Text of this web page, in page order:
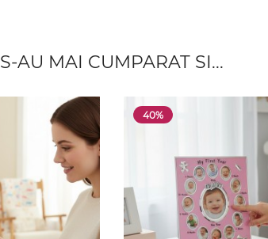
S-AU MAI CUMPARAT SI...
40%